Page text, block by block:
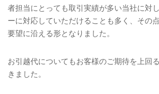
者担当にとっても取引実績が多い当社に対
ーに対応していただけることも多く、その
要望に沿える形となりました。
お引越代についてもお客様のご期待を上回
きました。